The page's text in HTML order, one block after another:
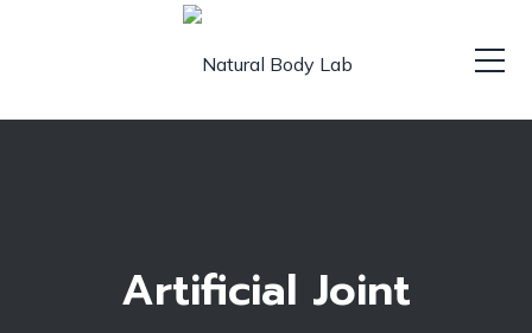
Artificial Joint